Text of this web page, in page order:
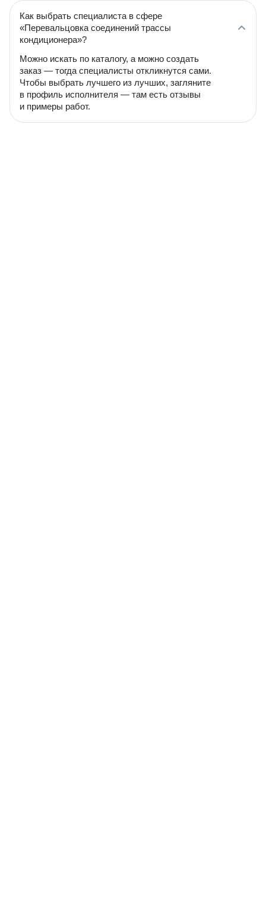
Как выбрать специалиста в сфере
«Перевальцовка соединений трассы
кондиционера»?
Можно искать по каталогу, а можно создать
заказ — тогда специалисты откликнутся сами.
Чтобы выбрать лучшего из лучших, загляните
в профиль исполнителя — там есть отзывы
и примеры работ.